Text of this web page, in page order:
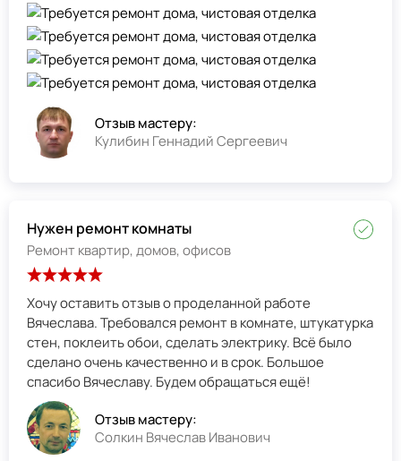
Отзыв мастеру:
Кулибин Геннадий Сергеевич
Нужен ремонт комнаты
Ремонт квартир, домов, офисов
Хочу оставить отзыв о проделанной работе
Вячеслава. Требовался ремонт в комнате, штукатурка
стен, поклеить обои, сделать электрику. Всё было
сделано очень качественно и в срок. Большое
спасибо Вячеславу. Будем обращаться ещё!
Отзыв мастеру:
Солкин Вячеслав Иванович